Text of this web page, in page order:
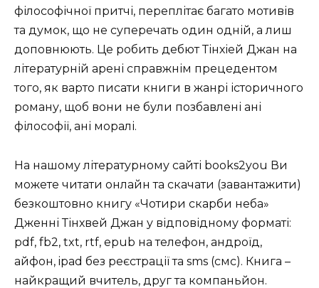
філософічної притчі, переплітає багато мотивів
та думок, що не суперечать один одній, а лиш
доповнюють. Це робить дебют Тінхіей Джан на
літературній арені справжнім прецедентом
того, як варто писати книги в жанрі історичного
роману, щоб вони не були позбавлені ані
філософії, ані моралі.
На нашому літературному сайті books2you Ви
можете читати онлайн та скачати (завантажити)
безкоштовно книгу «Чотири скарби неба»
Дженні Тінхвей Джан у відповідному форматі:
pdf, fb2, txt, rtf, epub на телефон, андроїд,
айфон, ipad без реєстрації та sms (смс). Книга –
найкращий вчитель, друг та компаньйон.